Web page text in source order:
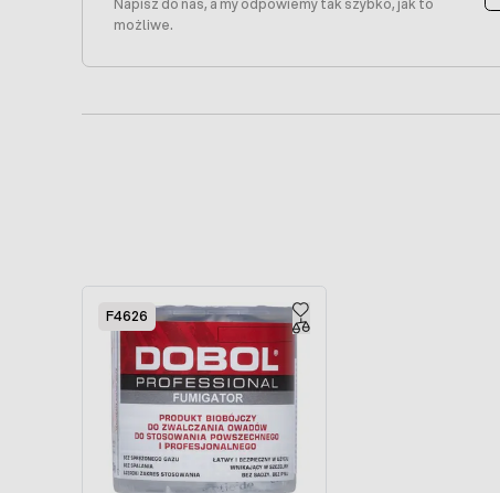
Napisz do nas, a my odpowiemy tak szybko, jak to
możliwe.
F4626